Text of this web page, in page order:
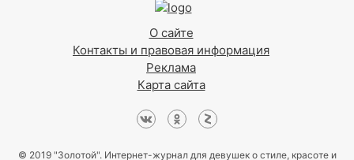
О сайте
Контакты и правовая информация
Реклама
Карта сайта
© 2019 "Золотой". Интернет-журнал для девушек о стиле, красоте и